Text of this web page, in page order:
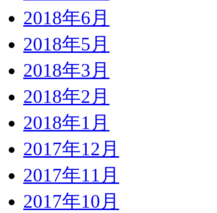
2018年6月
2018年5月
2018年3月
2018年2月
2018年1月
2017年12月
2017年11月
2017年10月